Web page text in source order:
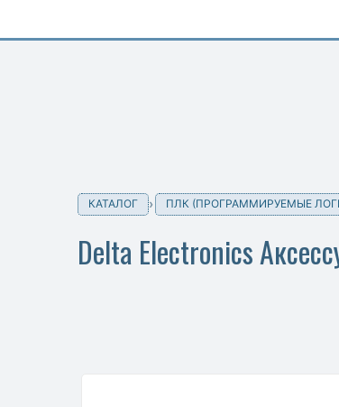
КАТАЛОГ ПЛК (ПРОГРАММИРУЕМЫЕ
Delta Electronics